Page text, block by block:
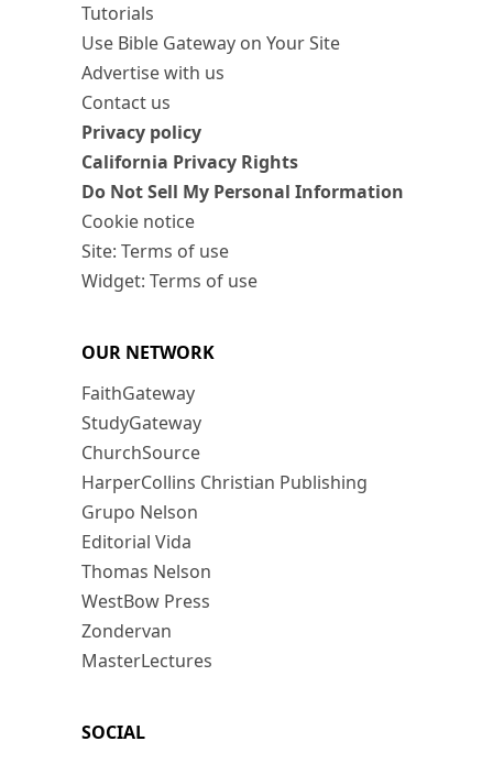
Tutorials
Use Bible Gateway on Your Site
Advertise with us
Contact us
Privacy policy
California Privacy Rights
Do Not Sell My Personal Information
Cookie notice
Site: Terms of use
Widget: Terms of use
OUR NETWORK
FaithGateway
StudyGateway
ChurchSource
HarperCollins Christian Publishing
Grupo Nelson
Editorial Vida
Thomas Nelson
WestBow Press
Zondervan
MasterLectures
SOCIAL